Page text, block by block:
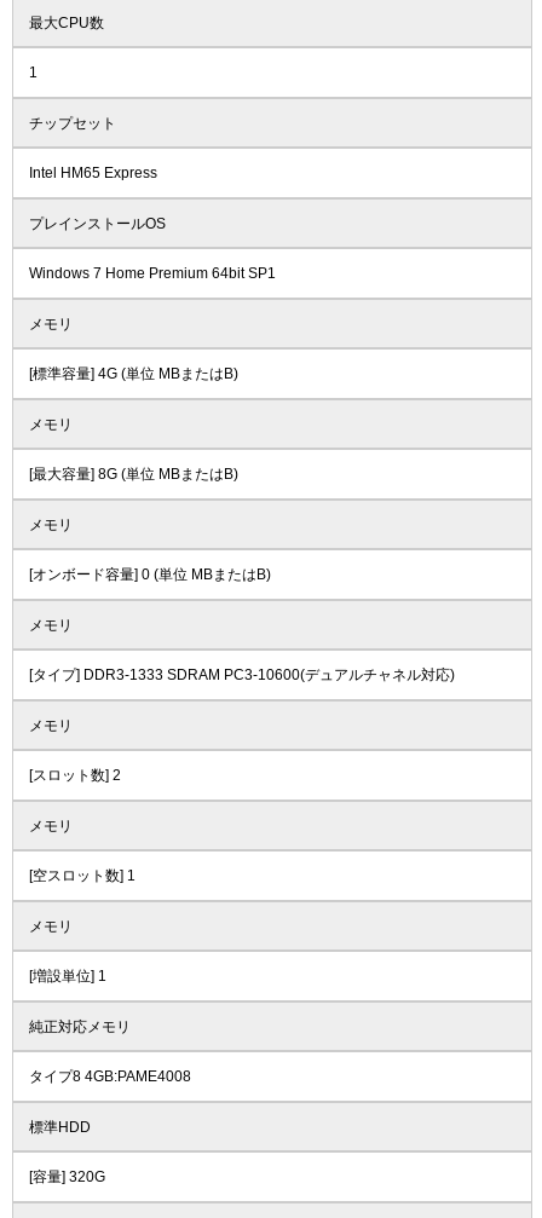
最大CPU数
1
チップセット
Intel HM65 Express
プレインストールOS
Windows 7 Home Premium 64bit SP1
メモリ
[標準容量] 4G (単位 MBまたはB)
メモリ
[最大容量] 8G (単位 MBまたはB)
メモリ
[オンボード容量] 0 (単位 MBまたはB)
メモリ
[タイプ] DDR3-1333 SDRAM PC3-10600(デュアルチャネル対応)
メモリ
[スロット数] 2
メモリ
[空スロット数] 1
メモリ
[増設単位] 1
純正対応メモリ
タイプ8 4GB:PAME4008
標準HDD
[容量] 320G